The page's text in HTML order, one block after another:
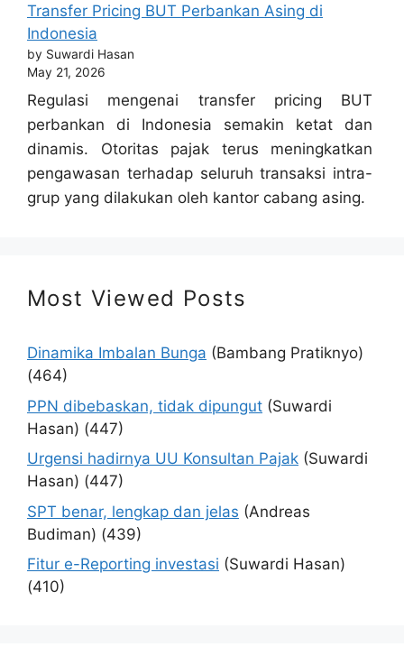
Transfer Pricing BUT Perbankan Asing di
Indonesia
by Suwardi Hasan
May 21, 2026
Regulasi mengenai transfer pricing BUT
perbankan di Indonesia semakin ketat dan
dinamis. Otoritas pajak terus meningkatkan
pengawasan terhadap seluruh transaksi intra-
grup yang dilakukan oleh kantor cabang asing.
Most Viewed Posts
Dinamika Imbalan Bunga (Bambang Pratiknyo)
(464)
PPN dibebaskan, tidak dipungut (Suwardi
Hasan) (447)
Urgensi hadirnya UU Konsultan Pajak (Suwardi
Hasan) (447)
SPT benar, lengkap dan jelas (Andreas
Budiman) (439)
Fitur e-Reporting investasi (Suwardi Hasan)
(410)